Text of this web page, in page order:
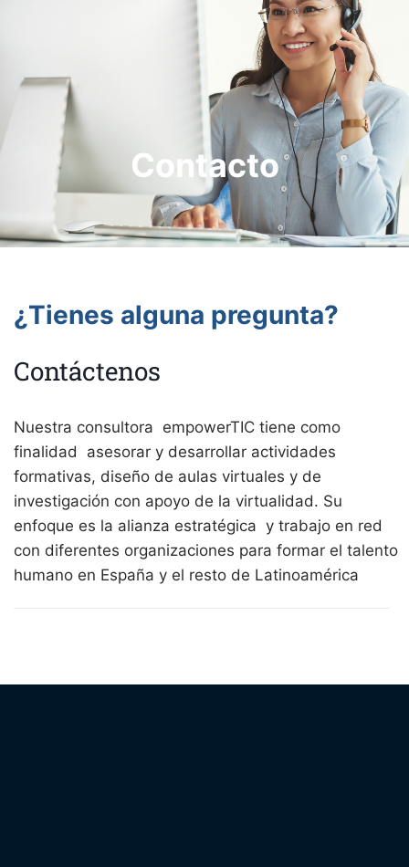
YouTube
Contacto
¿Tienes alguna pregunta?
Contáctenos
Nuestra consultora empowerTIC tiene como
finalidad asesorar y desarrollar actividades
formativas, diseño de aulas virtuales y de
investigación con apoyo de la virtualidad. Su
enfoque es la alianza estratégica y trabajo en red
con diferentes organizaciones para formar el talento
humano en España y el resto de Latinoamérica